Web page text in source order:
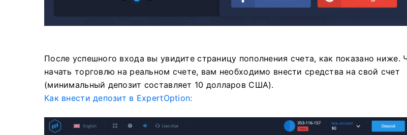
После успешного входа вы увидите страницу пополнения счета, как показано ниже.
начать торговлю на реальном счете, вам необходимо внести средства на свой счет
(минимальный депозит составляет 10 долларов США).
Как внести депозит в ExpertOption: